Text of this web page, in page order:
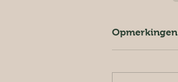
Opmerkingen